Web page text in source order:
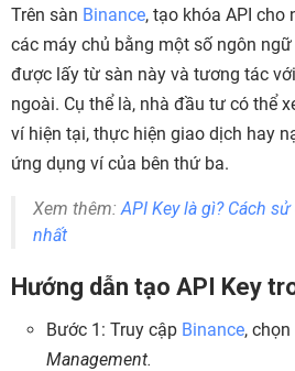
Trên sàn Binance, tạo khóa API cho
các máy chủ bằng một số ngôn
được lấy từ sàn này và tương tác
ngoài. Cụ thể là, nhà đầu tư có thể
ví hiện tại, thực hiện giao dịch hay
ứng dụng ví của bên thứ ba.
Xem thêm: API Key là gì? Cách
nhất
Hướng dẫn tạo API Key
Bước 1: Truy cập Binance, chọn
Management.